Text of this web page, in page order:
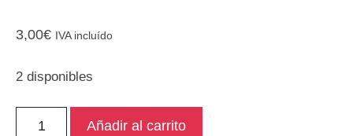
3,00€ IVA incluído
2 disponibles
Añadir al carrito